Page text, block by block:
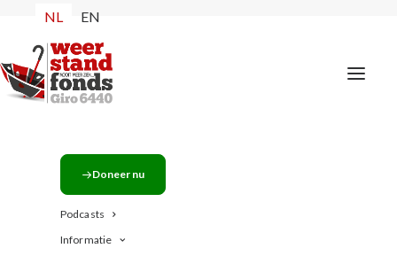
NL EN
Doneer nu
Podcasts
Informatie
Home
Geen onderdeel van een categorie
de BollenBoffen Bokaal